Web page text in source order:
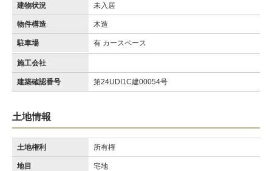
建物状況 未入居
物件構造 木造
駐車場 有 カースペース
施工会社
建築確認番号 第24UDI1C建00054号
土地情報
土地権利 所有権
地目 宅地